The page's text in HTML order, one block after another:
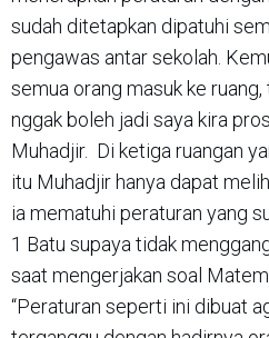
sudah ditetapkan dipatuhi
pengawas antar sekolah.
semua orang masuk ke
nggak boleh jadi saya kira
Muhadjir. Di ketiga ruangan
itu Muhadjir hanya dapat
ia mematuhi peraturan yang
1 Batu supaya tidak
saat mengerjakan soal
“Peraturan seperti ini dibuat